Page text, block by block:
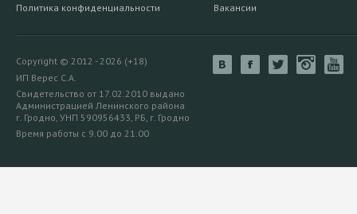
Политика конфиденциальности
Вакансии
Copyright © 2012 - 2026 (+18)
ИП Верес С.А.
Свидетельство от 17.02.2010 выдано
Администрацией Ленинского района
г. Гродно, УНП 590956433, РБ, г. Гродно
Время работы с 9.00 до 21.00